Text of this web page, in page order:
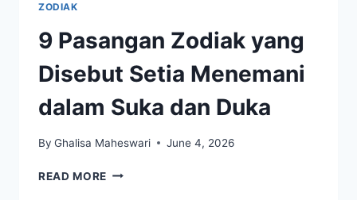
ZODIAK
9 Pasangan Zodiak yang
Disebut Setia Menemani
dalam Suka dan Duka
By Ghalisa Maheswari June 4, 2026
READ MORE 9